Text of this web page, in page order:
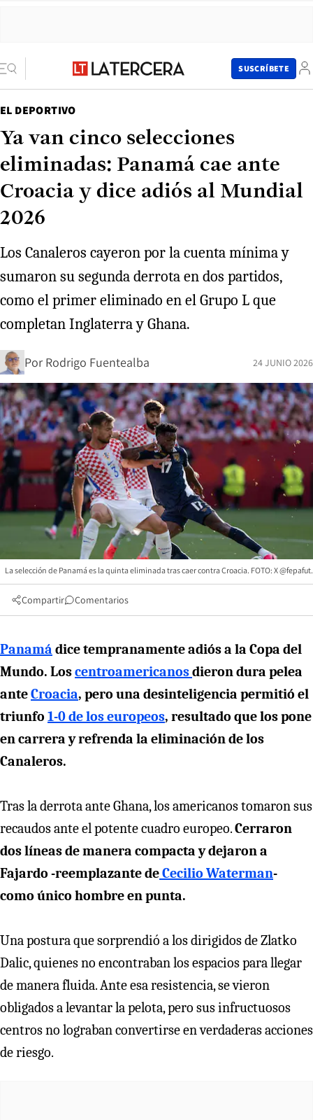
SUSCRÍBETE
EL DEPORTIVO
Ya van cinco selecciones
eliminadas: Panamá cae ante
Croacia y dice adiós al Mundial
2026
Los Canaleros cayeron por la cuenta mínima y
sumaron su segunda derrota en dos partidos,
como el primer eliminado en el Grupo L que
completan Inglaterra y Ghana.
Por Rodrigo Fuentealba 24 JUNIO 2026
La selección de Panamá es la quinta eliminada tras caer contra Croacia. FOTO: X @fepafut.
Compartir Comentarios
Panamá dice tempranamente adiós a la Copa del
Mundo. Loscentroamericanosdieron dura pelea
anteCroacia, pero una desinteligencia permitió el
triunfo 1-0 de los europeos, resultado que los pone
en carrera y refrenda la eliminación de los
Canaleros.
Tras la derrota ante Ghana, los americanos tomaron sus
recaudos ante el potente cuadro europeo.Cerraron
dos líneas de manera compacta y dejaron a
Fajardo -reemplazante deCecilio Waterman-
como único hombre en punta.
Una postura que sorprendió a los dirigidos de Zlatko
Dalic, quienes no encontraban los espacios para llegar
de manera fluida. Ante esa resistencia, se vieron
obligados a levantar la pelota, pero sus infructuosos
centros no lograban convertirse en verdaderas acciones
de riesgo.